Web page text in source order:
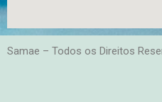
Samae – Todos os Direitos